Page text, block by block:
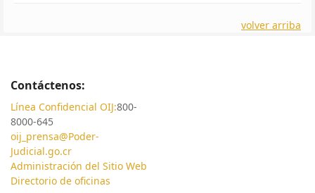
volver arriba
Contáctenos:
Línea Confidencial OIJ:800-
8000-645
oij_prensa@Poder-
Judicial.go.cr
Administración del Sitio Web
Directorio de oficinas